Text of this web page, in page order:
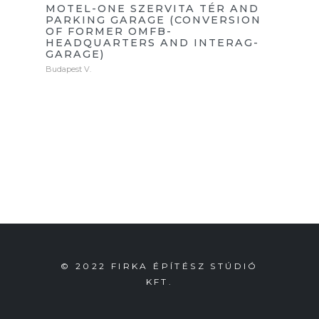
MOTEL-ONE SZERVITA TÉR AND
PARKING GARAGE (CONVERSION
OF FORMER OMFB-
HEADQUARTERS AND INTERAG-
GARAGE)
Budapest V.
© 2022 FIRKA ÉPÍTÉSZ STÚDIÓ
KFT.